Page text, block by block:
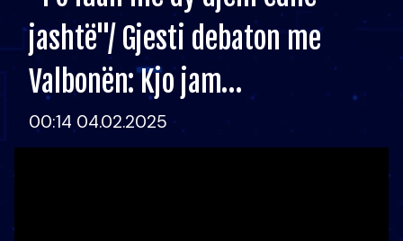
jashtë"/ Gjesti debaton me
Valbonën: Kjo jam…
00:14 04.02.2025